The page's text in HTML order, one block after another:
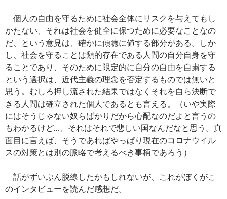
個人の自由を守るために社会全体にリスクを与えてもし
かたない、それは社会を健全に保つために必要なことなの
だ、という意見は、確かに傾聴に値する部分がある。しか
し、社会を守ることは類的存在である人間の自分自身を守
ることであり、そのために限定的に自分の自由を自粛する
という選択は、近代主義の理念を否定するものでは無いと
思う。むしろ押し流された結果ではなくそれを自ら決断で
きる人間は確立された個人であるとも言える。（いや実際
にはそうじゃない奴らばかりだから心配なのだよと言うの
もわかるけど…、それはそれで悲しい国なんだなと思う。真
面目に言えば、そうであればやっぱり現在のコロナウイル
スの対策とは別の脈略で考えるべき事柄であろう）
話がずいぶん脱線したかもしれないが、これがぼくがこ
のインタビューを読んだ感想だ。